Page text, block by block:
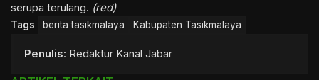
serupa terulang. (red)
Tags berita tasikmalaya Kabupaten Tasikmalaya
Penulis: Redaktur Kanal Jabar